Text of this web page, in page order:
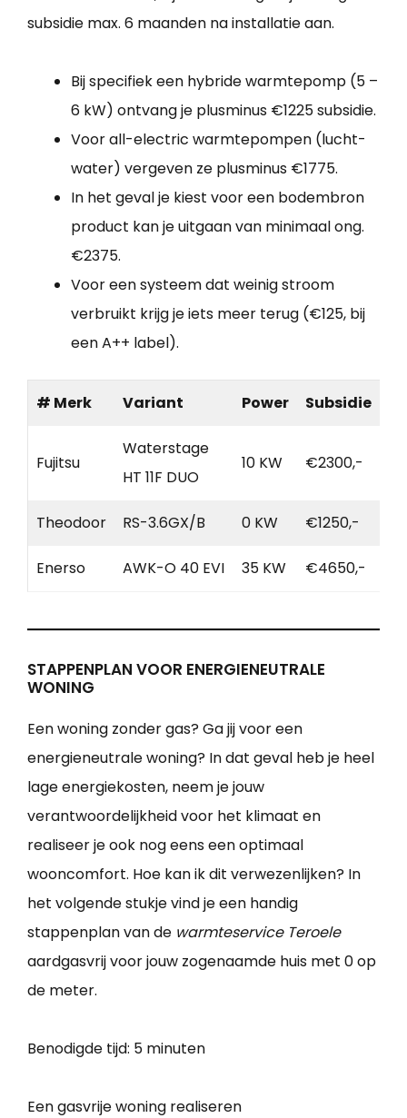
subsidie max. 6 maanden na installatie aan.
Bij specifiek een hybride warmtepomp (5 –
6 kW) ontvang je plusminus €1225 subsidie.
Voor all-electric warmtepompen (lucht-
water) vergeven ze plusminus €1775.
In het geval je kiest voor een bodembron
product kan je uitgaan van minimaal ong.
€2375.
Voor een systeem dat weinig stroom
verbruikt krijg je iets meer terug (€125, bij
een A++ label).
# Merk Variant Power Subsidie
Fujitsu
Waterstage
HT 11F DUO
10 KW €2300,-
Theodoor RS-3.6GX/B 0 KW €1250,-
Enerso AWK-O 40 EVI 35 KW €4650,-
STAPPENPLAN VOOR ENERGIENEUTRALE
WONING
Een woning zonder gas? Ga jij voor een
energieneutrale woning? In dat geval heb je heel
lage energiekosten, neem je jouw
verantwoordelijkheid voor het klimaat en
realiseer je ook nog eens een optimaal
wooncomfort. Hoe kan ik dit verwezenlijken? In
het volgende stukje vind je een handig
stappenplan van de warmteservice Teroele
aardgasvrij voor jouw zogenaamde huis met 0 op
de meter.
Benodigde tijd: 5 minuten
Een gasvrije woning realiseren